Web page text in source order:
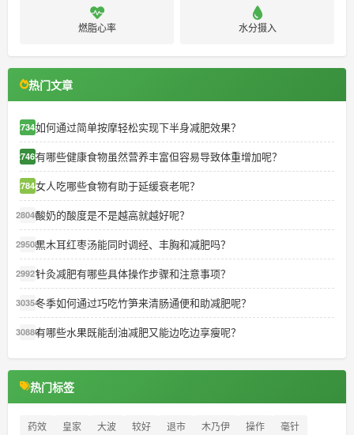
燃脂心率 水分摄入
热门文章
27345如何通过简单按摩轻松实现下半身减肥效果？
27469有哪些健康食物虽然营养丰富但容易导致体重增加呢？
27844女人吃哪些食物有助于延缓衰老呢？
28040酸奶的酸度是不是越高就越好呢？
29508黑木耳红枣汤能同时调经、丰胸和减肥吗？
29921针灸减肥有哪些具体操作步骤和注意事项？
30354冬季如何通过巧吃竹笋来清肠通便和助减肥呢？
30880有哪些水果既能刮油减肥又能边吃边享瘦呢？
热门标签
药效 皇家 大波 较好 退市 木乃伊 操作
毫针